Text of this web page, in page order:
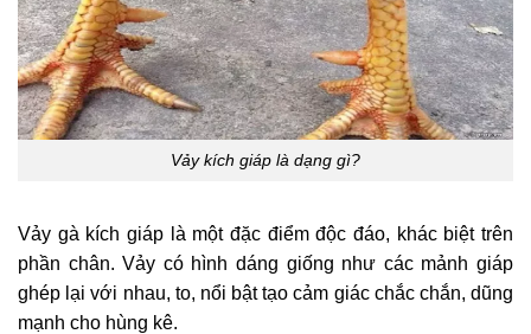
Vảy kích giáp là dạng gì?
Vảy gà kích giáp là một đặc điểm độc đáo, khác biệt trên
phần chân. Vảy có hình dáng giống như các mảnh giáp
ghép lại với nhau, to, nổi bật tạo cảm giác chắc chắn, dũng
mạnh cho hùng kê.